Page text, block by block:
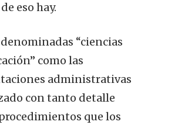
eso hay.
“ciencias
como las
administrativas
con tanto detalle
que los